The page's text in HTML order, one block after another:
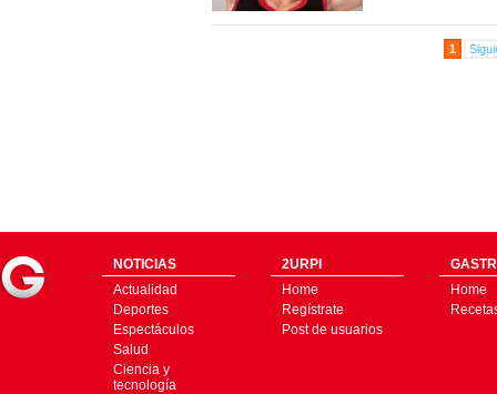
1
NOTICIAS
Actualidad
Deportes
Espectáculos
Salud
Ciencia y
tecnología
2URPI
Home
Regístrate
Post de usuarios
Home